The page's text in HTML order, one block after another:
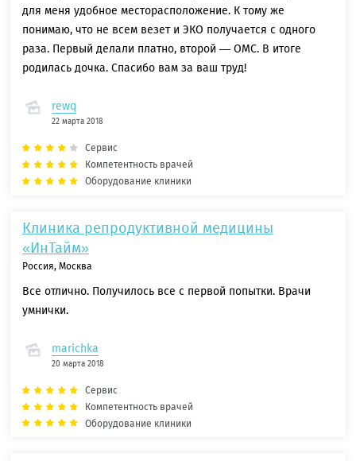
для меня удобное месторасположение. К тому же
понимаю, что не всем везет и ЭКО получается с одного
раза. Первый делали платно, второй — ОМС. В итоге
родилась дочка. Спасибо вам за ваш труд!
rewq
22 марта 2018
Сервис
Компетентность врачей
Оборудование клиники
Клиника репродуктивной медицины
«ИнТайм»
Россия, Москва
Все отлично. Получилось все с первой попытки. Врачи
умнички.
marichka
20 марта 2018
Сервис
Компетентность врачей
Оборудование клиники